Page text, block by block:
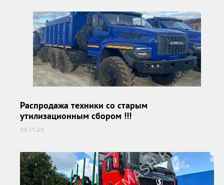
Распродажа техники со старым
утилизационным сбором !!!
08.11.24